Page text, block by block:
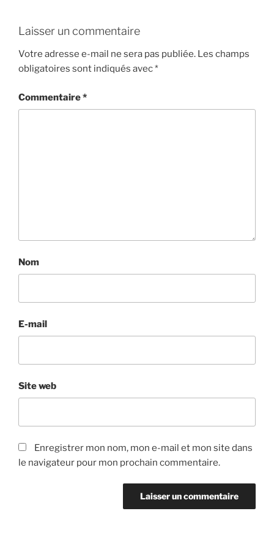
Laisser un commentaire
Votre adresse e-mail ne sera pas publiée. Les champs
obligatoires sont indiqués avec*
Commentaire*
Nom
E-mail
Site web
Enregistrer mon nom, mon e-mail et mon site dans
le navigateur pour mon prochain commentaire.